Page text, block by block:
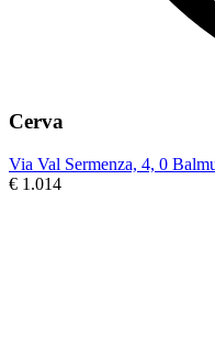
Cerva
Via Val Sermenza, 4, 0
€ 1.014